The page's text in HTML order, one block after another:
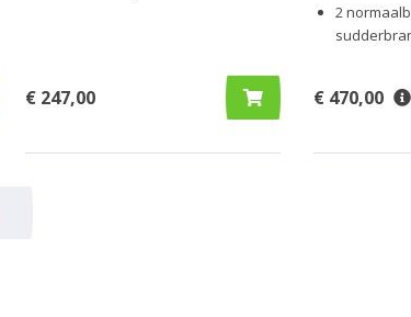
€ 247,00
2
€ 470,00